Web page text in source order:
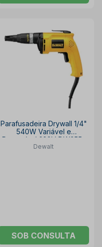
Parafusadeira Drywall 1/4"
540W Variável e
Reversível 220V DW255-
B2 DEWALT
Dewalt
SOB CONSULTA